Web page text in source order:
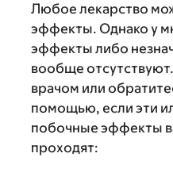
Любое лекарство
эффекты. Однако у
эффекты либо
вообще
врачом или
помощью, если эти
побочные эффекты
проходят: